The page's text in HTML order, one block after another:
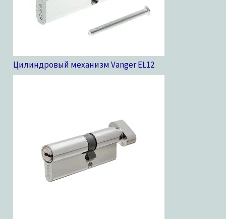
Цилиндровый механизм Vanger EL12